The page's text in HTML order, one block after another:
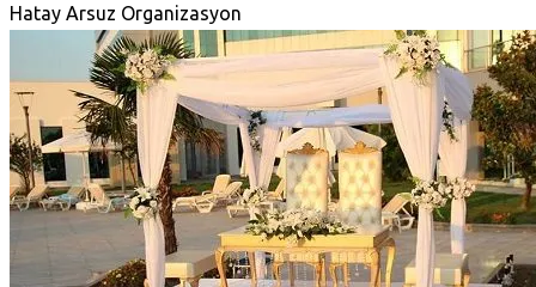
Hatay Arsuz Organizasyon